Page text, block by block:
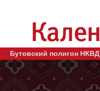
Бутовский полигон НКВД